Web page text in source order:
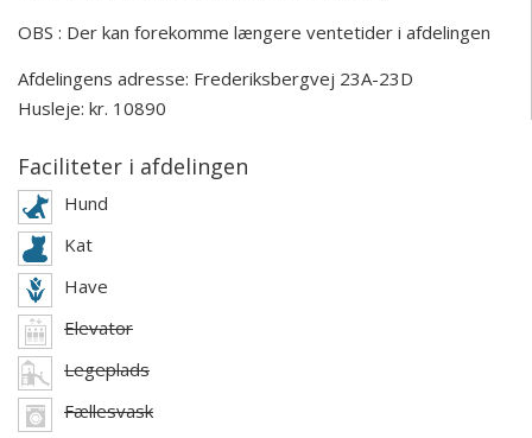
OBS : Der kan forekomme længere ventetider i afdelingen
Afdelingens adresse: Frederiksbergvej 23A-23D
Husleje: kr. 10890
Faciliteter i afdelingen
Hund
Kat
Have
Elevator
Legeplads
Fællesvask